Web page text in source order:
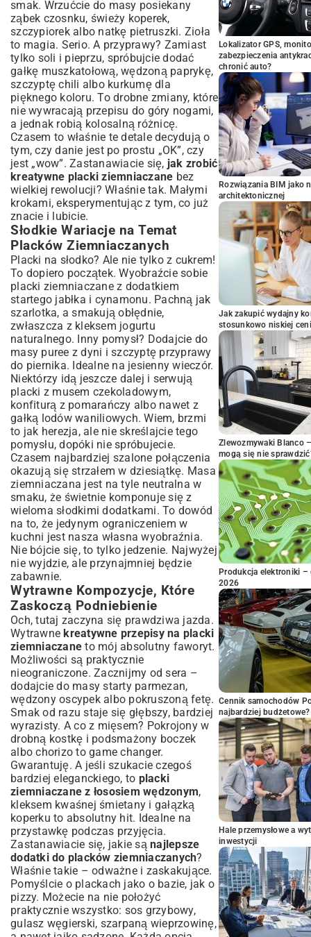
smak. Wrzućcie do masy posiekany
ząbek czosnku, świeży koperek,
szczypiorek albo natkę pietruszki. Zioła
to magia. Serio. A przyprawy? Zamiast
tylko soli i pieprzu, spróbujcie dodać
gałkę muszkatołową, wędzoną paprykę,
szczyptę chili albo kurkumę dla
pięknego koloru. To drobne zmiany, które
nie wywracają przepisu do góry nogami,
a jednak robią kolosalną różnicę.
Czasem to właśnie te detale decydują o
tym, czy danie jest po prostu „OK”, czy
jest „wow”. Zastanawiacie się, jak zrobić
kreatywne placki ziemniaczane bez
wielkiej rewolucji? Właśnie tak. Małymi
krokami, eksperymentując z tym, co już
znacie i lubicie.
Słodkie Wariacje na Temat
Placków Ziemniaczanych
Placki na słodko? Ale nie tylko z cukrem!
To dopiero początek. Wyobraźcie sobie
placki ziemniaczane z dodatkiem
startego jabłka i cynamonu. Pachną jak
szarlotka, a smakują obłędnie,
zwłaszcza z kleksem jogurtu
naturalnego. Inny pomysł? Dodajcie do
masy puree z dyni i szczyptę przyprawy
do piernika. Idealne na jesienny wieczór.
Niektórzy idą jeszcze dalej i serwują
placki z musem czekoladowym,
konfiturą z pomarańczy albo nawet z
gałką lodów waniliowych. Wiem, brzmi
to jak herezja, ale nie skreślajcie tego
pomysłu, dopóki nie spróbujecie.
Czasem najbardziej szalone połączenia
okazują się strzałem w dziesiątkę. Masa
ziemniaczana jest na tyle neutralna w
smaku, że świetnie komponuje się z
wieloma słodkimi dodatkami. To dowód
na to, że jedynym ograniczeniem w
kuchni jest nasza własna wyobraźnia.
Nie bójcie się, to tylko jedzenie. Najwyżej
nie wyjdzie, ale przynajmniej będzie
zabawnie.
Wytrawne Kompozycje, Które
Zaskoczą Podniebienie
Och, tutaj zaczyna się prawdziwa jazda.
Wytrawnekreatywne przepisy na placki
ziemniaczane to mój absolutny faworyt.
Możliwości są praktycznie
nieograniczone. Zacznijmy od sera –
dodajcie do masy starty parmezan,
wędzony oscypek albo pokruszoną fetę.
Smak od razu staje się głębszy, bardziej
wyrazisty. A co z mięsem? Pokrojony w
drobną kostkę i podsmażony boczek
albo chorizo to game changer.
Gwarantuję. A jeśli szukacie czegoś
bardziej eleganckiego, to placki
ziemniaczane z łososiem wędzonym,
kleksem kwaśnej śmietany i gałązką
koperku to absolutny hit. Idealne na
przystawkę podczas przyjęcia.
Zastanawiacie się, jakie są najlepsze
dodatki do placków ziemniaczanych?
Właśnie takie – odważne i zaskakujące.
Pomyślcie o plackach jako o bazie, jak o
pizzy. Możecie na nie położyć
praktycznie wszystko: sos grzybowy,
gulasz węgierski, szarpaną wieprzowinę,
Lokalizator GPS,
zabezpieczenia
chronić auto?
Rozwiązania BIM jako
architektonicznej
Jak zakupić wydajny
stosunkowo niskiej
Zlewozmywaki Blanco
mogą się nie
Produkcja elektroniki –
2026
Cennik samochodów
najbardziej budżetowe?
Hale przemysłowe a
inwestycji